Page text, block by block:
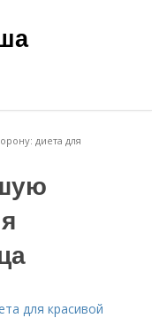
диета для
для красивой